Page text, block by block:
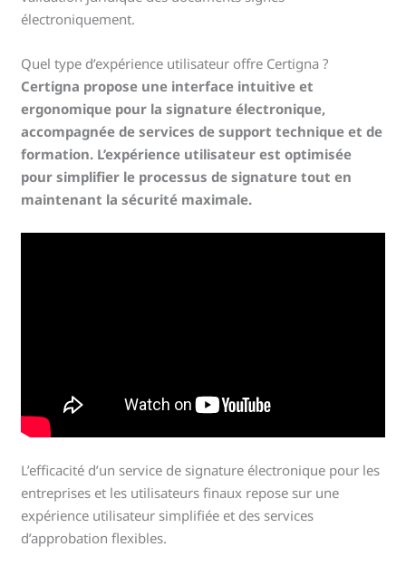
électroniquement.
Quel type d’expérience utilisateur offre Certigna ?
Certigna propose une interface intuitive et
ergonomique pour la signature électronique,
accompagnée de services de support technique et de
formation. L’expérience utilisateur est optimisée
pour simplifier le processus de signature tout en
maintenant la sécurité maximale.
L’efficacité d’un service de signature électronique pour les
entreprises et les utilisateurs finaux repose sur une
expérience utilisateur simplifiée et des services
d’approbation flexibles.